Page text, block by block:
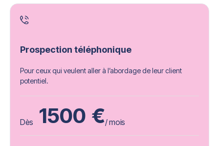
Prospection téléphonique
Pour ceux qui veulent aller à l’abordage de leur client
potentiel.
Dès 1500 €/ mois